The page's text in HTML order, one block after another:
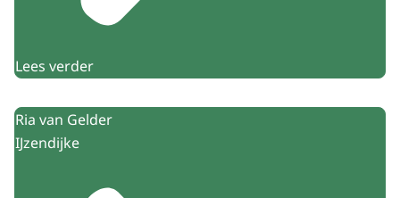
Lees verder
Ria van Gelder
IJzendijke